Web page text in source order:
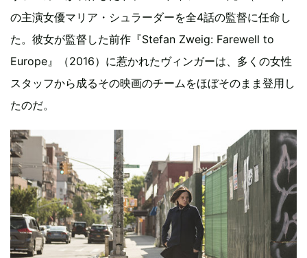
の主演女優マリア・シュラーダーを全4話の監督に任命し
た。彼女が監督した前作『Stefan Zweig: Farewell to
Europe』（2016）に惹かれたヴィンガーは、多くの女性
スタッフから成るその映画のチームをほぼそのまま登用し
たのだ。